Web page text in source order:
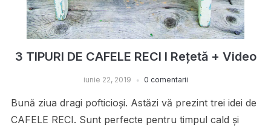
3 TIPURI DE CAFELE RECI I Rețetă + Video
iunie 22, 2019 0 comentarii
Bună ziua dragi pofticioși. Astăzi vă prezint trei idei de
CAFELE RECI. Sunt perfecte pentru timpul cald și